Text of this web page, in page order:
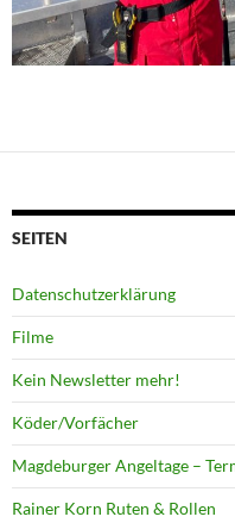
SEITEN
Datenschutzerklärung
Filme
Kein Newsletter mehr!
Köder/Vorfächer
Magdeburger Angeltage –
Rainer Korn Ruten & Rollen